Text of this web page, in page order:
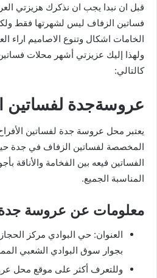
قبل ان نبدا يجب ان نذكرك هزيزتي
فساتين الزفاف ليس لشهرتها فقط
الخامات اشكال وتنوع الاصاميم اراء
ولهذا إليك عزيزتي أشهر محلات
كالتالي:
عروسةجدة لفساتين
يعتبر محل عروسة جدة لفساتين
المخصصة لفساتين الزفاف في جدة
الفساتين فيعه بين الفخامة والأناقة
المناسبة الجميع.
معلومات عن عروسة جدة
العنوان: حي البوادي مركز
بجوار سوق البوادي الشعبي
وللتعرف أكثر على موقع محل